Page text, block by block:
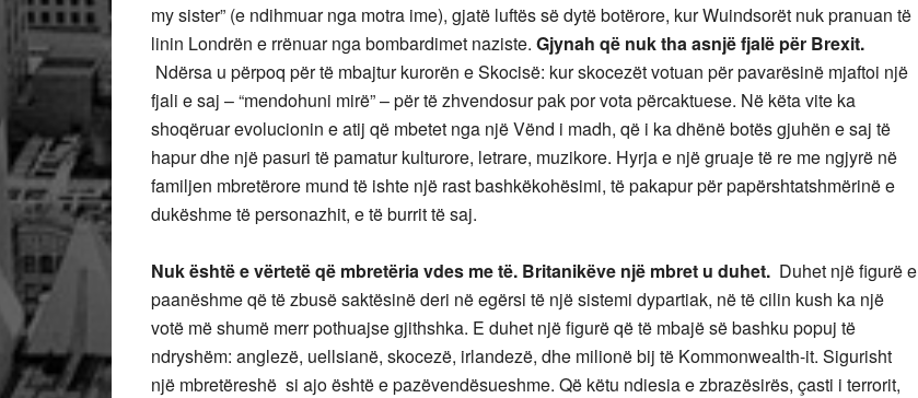
my sister” (e ndihmuar nga motra ime), gjatë luftës së dytë botërore, kur Wuindsorët nuk pranuan të
linin Londrën e rrënuar nga bombardimet naziste. Gjynah që nuk tha asnjë fjalë për Brexit.
Ndërsa u përpoq për të mbajtur kurorën e Skocisë: kur skocezët votuan për pavarësinë mjaftoi një
fjali e saj – “mendohuni mirë” – për të zhvendosur pak por vota përcaktuese. Në këta vite ka
shoqëruar evolucionin e atij që mbetet nga një Vënd i madh, që i ka dhënë botës gjuhën e saj të
hapur dhe një pasuri të pamatur kulturore, letrare, muzikore. Hyrja e një gruaje të re me ngjyrë në
familjen mbretërore mund të ishte një rast bashkëkohësimi, të pakapur për papërshtatshmërinë e
dukëshme të personazhit, e të burrit të saj.
Nuk është e vërtetë që mbretëria vdes me të. Britanikëve një mbret u duhet. Duhet një figurë e
paanëshme që të zbusë saktësinë deri në egërsi të një sistemi dypartiak, në të cilin kush ka një
votë më shumë merr pothuajse gjithshka. E duhet një figurë që të mbajë së bashku popuj të
ndryshëm: anglezë, uellsianë, skocezë, irlandezë, dhe milionë bij të Kommonwealth-it. Sigurisht
një mbretëreshë si ajo është e pazëvendësueshme. Që këtu ndiesia e zbrazësirës, çasti i terrorit,